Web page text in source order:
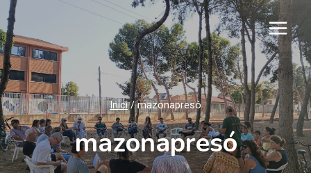
Vés
al
contingut
Inici / mazonapresó
mazonapresó